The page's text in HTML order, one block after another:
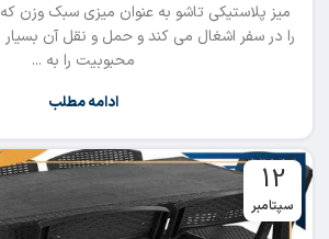
میز پلاستیکی تاشو به عنوان میزی سبک وزن
را در سفر اشغال می کند و حمل و نقل آن
محبوبیت را به ...
ادامه مطلب
12
سپتامبر